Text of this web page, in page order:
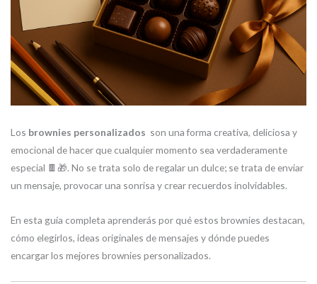
Los brownies personalizados son una forma creativa, deliciosa y
emocional de hacer que cualquier momento sea verdaderamente
especial 🍫🎁. No se trata solo de regalar un dulce; se trata de enviar
un mensaje, provocar una sonrisa y crear recuerdos inolvidables.
En esta guía completa aprenderás por qué estos brownies destacan,
cómo elegirlos, ideas originales de mensajes y dónde puedes
encargar los mejores brownies personalizados.